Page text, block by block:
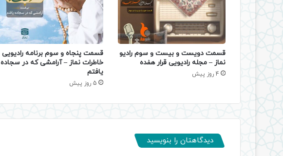
قسمت دویست و بیست و سوم رادیو
نماز – مجله رادیویی قرار هفده
4 روز پیش
قسمت پنجاه و سوم برنامه رادیویی
خاطرات نماز – آرامشی که در سجاده
یافتم
5 روز پیش
دیدگاهتان را بنویسید